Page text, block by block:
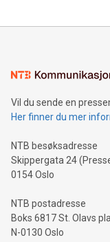
Vil du sende en
Her finner du mer
NTB besøksadresse
Skippergata 24
0154 Oslo
NTB postadresse
Boks 6817 St. Olavs
N-0130 Oslo